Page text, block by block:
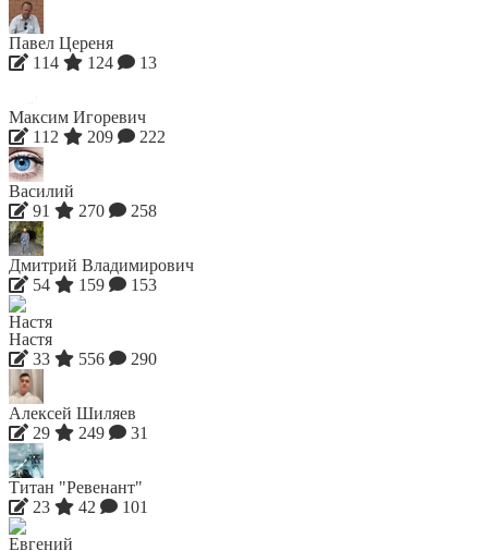
Павел Цереня
114
124 13
Максим Игоревич
112
209 222
Василий
91
270 258
Дмитрий Владимирович
54
159 153
Настя
33
556 290
Алексей Шиляев
29
249 31
Титан "Ревенант"
23
42 101